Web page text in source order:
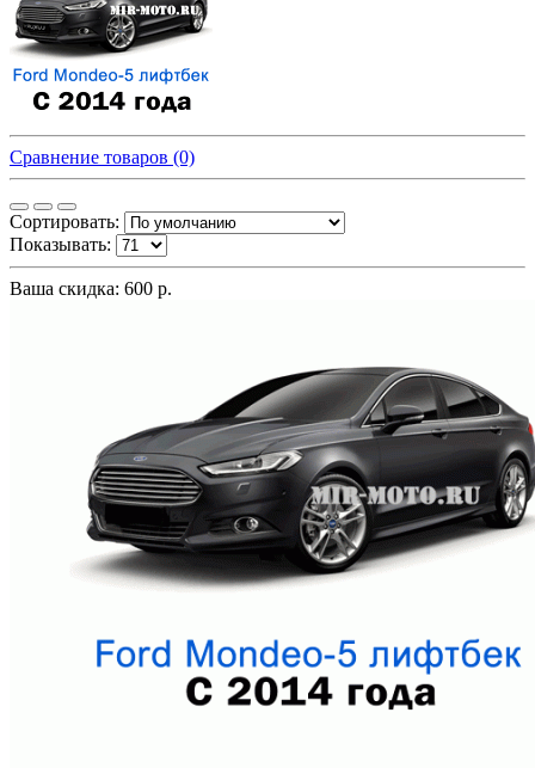
Сравнение товаров (0)
Сортировать:
Показывать:
Ваша скидка: 600 р.